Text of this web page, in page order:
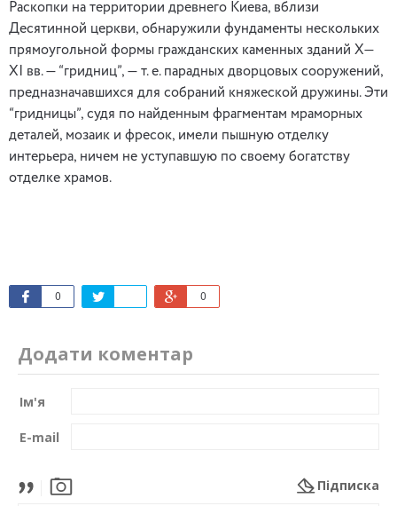
Раскопки на территории древнего Киева, вблизи
Десятинной церкви, обнаружили фундаменты нескольких
прямоугольной формы гражданских каменных зданий Х—
XI вв. — “гридниц”, — т. е. парадных дворцовых сооружений,
предназначавшихся для собраний княжеской дружины. Эти
“гридницы”, судя по найденным фрагментам мраморных
деталей, мозаик и фресок, имели пышную отделку
интерьера, ничем не уступавшую по своему богатству
отделке храмов.
0 0
Додати коментар
Ім'я
E-mail
Підписка